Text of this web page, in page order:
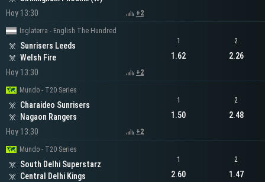
Hoy 13:30
+2
Inglaterra - English The Hundred
Sunrisers Leeds
Welsh Fire
Hoy 13:30
+2
1
1.62
2
2.26
Mundo - T20 Series
Charaideo Sunrisers
Nagaon Rangers
Hoy 13:30
+2
1
1.50
2
2.48
Mundo - T20 Series
South Delhi Superstarz
Central Delhi Kings
1
2.60
2
1.47